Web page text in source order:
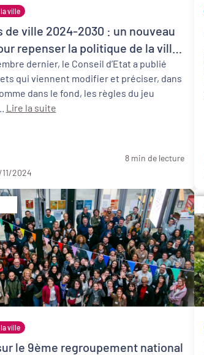
ville
de ville 2024-2030 : un nouveau
repenser la politique de la ville
la participation citoyenne
dernier, le Conseil d’Etat a publié
qui viennent modifier et préciser, dans
dans le fond, les règles du jeu
Lire la suite
8 min de lecture
2024
ville
le 9ème regroupement national